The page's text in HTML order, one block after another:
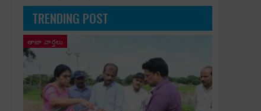
TRENDING POST
తాజా వార్తలు